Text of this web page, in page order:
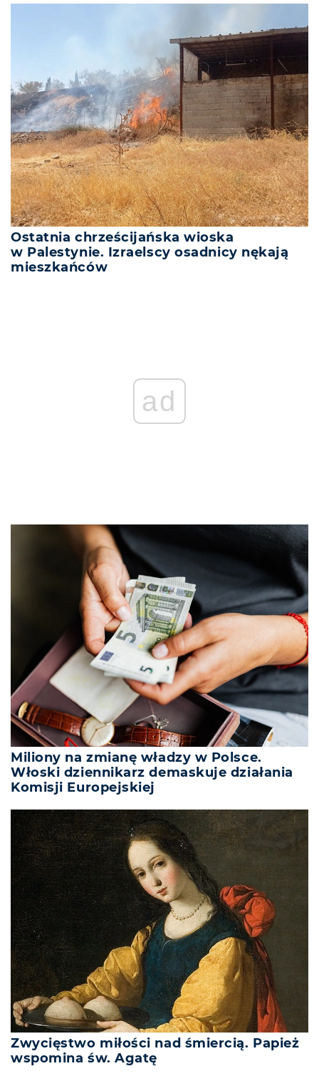
Ostatnia chrześcijańska wioska
w Palestynie. Izraelscy osadnicy nękają
mieszkańców
ad
Miliony na zmianę władzy w Polsce.
Włoski dziennikarz demaskuje działania
Komisji Europejskiej
Zwycięstwo miłości nad śmiercią. Papież
wspomina św. Agatę